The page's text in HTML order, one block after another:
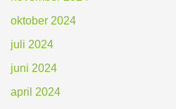
oktober 2024
juli 2024
juni 2024
april 2024